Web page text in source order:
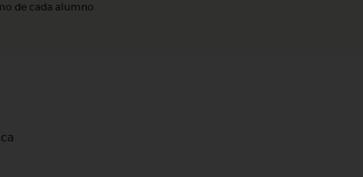
de cada alumno